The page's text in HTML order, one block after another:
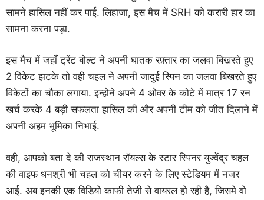
सामने हासिल नहीं कर पाई. लिहाजा, इस मैच में SRH को करारी हार का
सामना करना पड़ा.
इस मैच में जहाँ ट्रेंट बोल्ट ने अपनी घातक रफ़्तार का जलवा बिखरते हुए
2 विकेट झटके तो वही चहल ने अपनी जादुई स्पिन का जलवा बिखरते हुए
विकेटों का चौका लगाया. इन्होने अपने 4 ओवर के कोटे में मात्र 17 रन
खर्च करके 4 बड़ी सफलता हासिल की और अपनी टीम को जीत दिलाने में
अपनी अहम भूमिका निभाई.
वही, आपको बता दे की राजस्थान रॉयल्स के स्टार स्पिनर युज्वेंद्र चहल
की वाइफ धनश्री भी चहल को चीयर करने के लिए स्टेडियम में नजर
आई. अब इनकी एक विडियो काफी तेजी से वायरल हो रही है, जिसमे वो